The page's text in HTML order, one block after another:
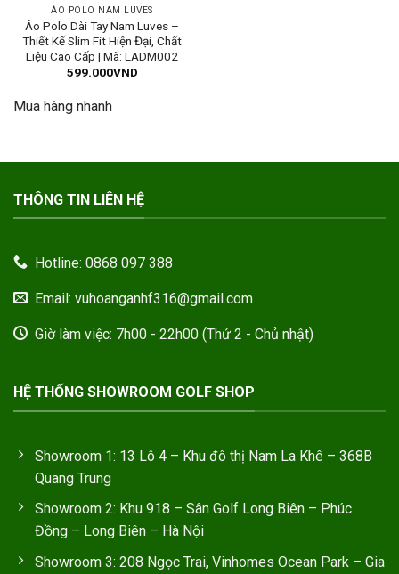
ÁO POLO NAM LUVES
Áo Polo Dài Tay Nam Luves –
Thiết Kế Slim Fit Hiện Đại, Chất
Liệu Cao Cấp | Mã: LADM002
599.000VND
Mua hàng nhanh
THÔNG TIN LIÊN HỆ
Hotline: 0868 097 388
Email: vuhoanganhf316@gmail.com
Giờ làm việc: 7h00 - 22h00 (Thứ 2 - Chủ nhật)
HỆ THỐNG SHOWROOM GOLF SHOP
Showroom 1: 13 Lô 4 – Khu đô thị Nam La Khê – 368B
Quang Trung
Showroom 2: Khu 918 – Sân Golf Long Biên – Phúc
Đồng – Long Biên – Hà Nội
Showroom 3: 208 Ngọc Trai, Vinhomes Ocean Park – Gia